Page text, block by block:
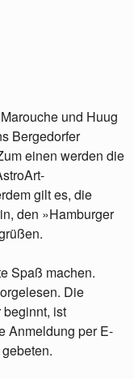
und Huug
Bergedorfer
einen werden die
gilt es, die
den »Hamburger
Spaß machen.
Die
beginnt, ist
Anmeldung per E-
gebeten.